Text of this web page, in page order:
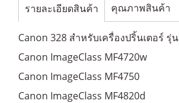
รายละเอียดสินค้า คุณภาพสินค้า
Canon 328 สำหรับเครื่องปริ้นเตอร์ รุ่น
Canon ImageClass MF4720w
Canon ImageClass MF4750
Canon ImageClass MF4820d